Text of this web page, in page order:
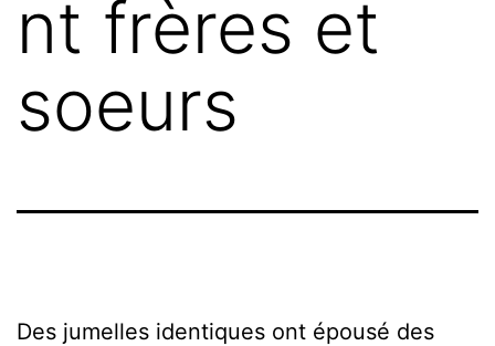
nt frères et
soeurs
Des jumelles identiques ont épousé des